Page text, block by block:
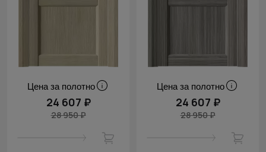
Цена за полотно
24 607 ₽
28 950 ₽
Цена за полотно
24 607 ₽
28 950 ₽